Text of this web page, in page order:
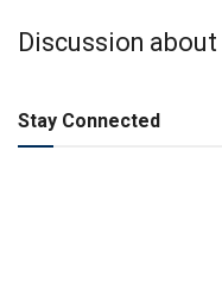
Discussion
Stay Connected